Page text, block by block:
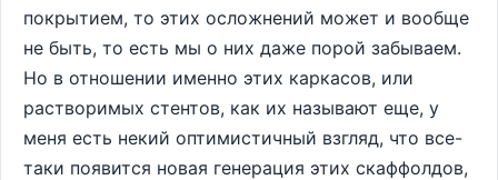
покрытием, то этих осложнений может и вообще
не быть, то есть мы о них даже порой забываем.
Но в отношении именно этих каркасов, или
растворимых стентов, как их называют еще, у
меня есть некий оптимистичный взгляд, что все-
таки появится новая генерация этих скаффолдов,